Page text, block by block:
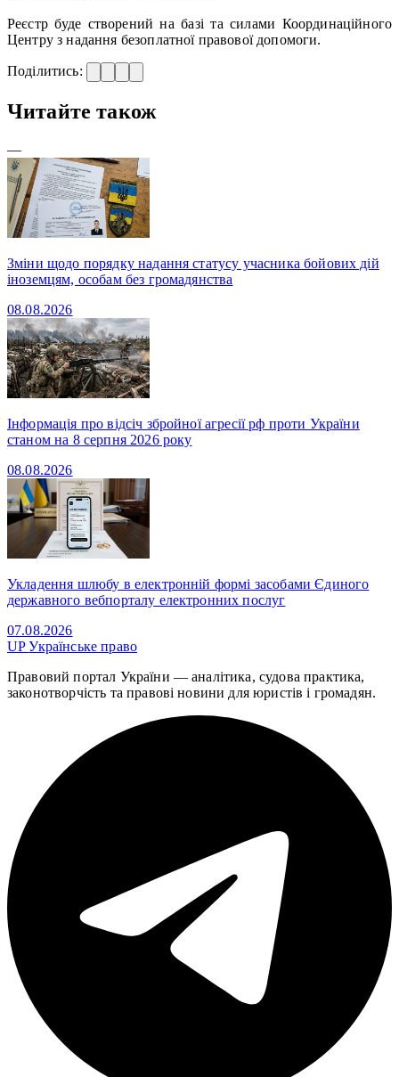
Реєстр буде створений на базі та силами Координаційного
Центру з надання безоплатної правової допомоги.
Поділитись:
Читайте також
—
Зміни щодо порядку надання статусу учасника бойових дій
іноземцям, особам без громадянства
08.08.2026
Інформація про відсіч збройної агресії рф проти України
станом на 8 серпня 2026 року
08.08.2026
Укладення шлюбу в електронній формі засобами Єдиного
державного вебпорталу електронних послуг
07.08.2026
UPУкраїнське право
Правовий портал України — аналітика, судова практика,
законотворчість та правові новини для юристів і громадян.